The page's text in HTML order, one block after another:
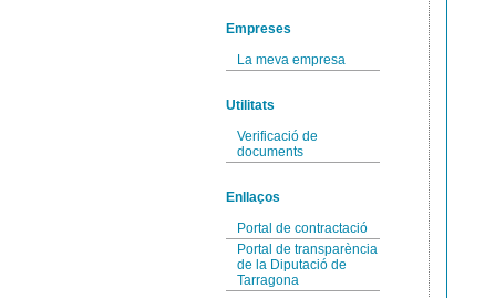
Empreses
La meva empresa
Utilitats
Verificació de
documents
Enllaços
Portal de contractació
Portal de transparència
de la Diputació de
Tarragona